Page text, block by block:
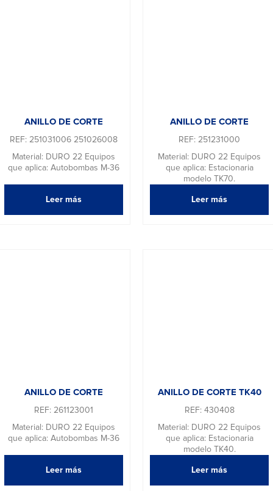
ANILLO DE CORTE
REF: 251031006 251026008
Material: DURO 22 Equipos
que aplica: Autobombas M-36
Leer más
ANILLO DE CORTE
REF: 251231000
Material: DURO 22 Equipos
que aplica: Estacionaria
modelo TK70.
Leer más
ANILLO DE CORTE
REF: 261123001
Material: DURO 22 Equipos
que aplica: Autobombas M-36
Leer más
ANILLO DE CORTE TK40
REF: 430408
Material: DURO 22 Equipos
que aplica: Estacionaria
modelo TK40.
Leer más